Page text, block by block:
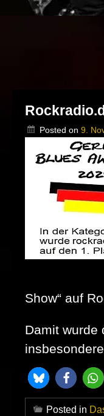
Posted on 9.
Show“ auf
Damit wurde
Posted in